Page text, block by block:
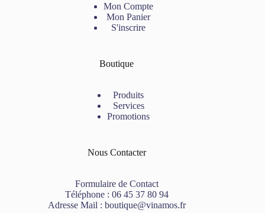
Mon Compte
Mon Panier
S'inscrire
Boutique
Produits
Services
Promotions
Nous Contacter
Formulaire de Contact
Téléphone : 06 45 37 80 94
Adresse Mail : boutique@vinamos.fr